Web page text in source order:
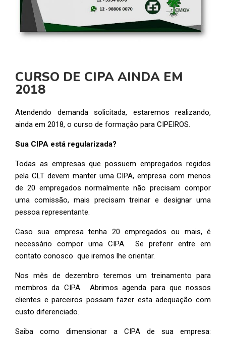
CURSO DE CIPA AINDA EM
2018
Atendendo demanda solicitada, estaremos realizando,
ainda em 2018, o curso de formação para CIPEIROS.
Sua CIPA está regularizada?
Todas as empresas que possuem empregados regidos
pela CLT devem manter uma CIPA, empresa com menos
de 20 empregados normalmente não precisam compor
uma comissão, mais precisam treinar e designar uma
pessoa representante.
Caso sua empresa tenha 20 empregados ou mais, é
necessário compor uma CIPA. Se preferir entre em
contato conosco que iremos lhe orientar.
Nos mês de dezembro teremos um treinamento para
membros da CIPA. Abrimos agenda para que nossos
clientes e parceiros possam fazer esta adequação com
custo diferenciado.
Saiba como dimensionar a CIPA de sua empresa: